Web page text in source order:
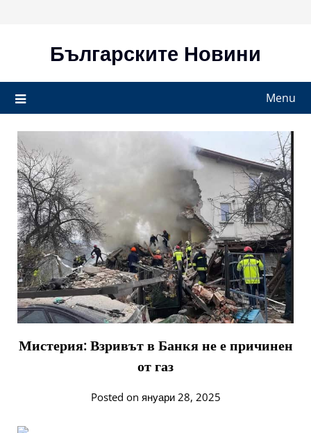
Българските Новини
Menu
Мистерия: Взривът в Банкя не е причинен
от газ
Posted on януари 28, 2025